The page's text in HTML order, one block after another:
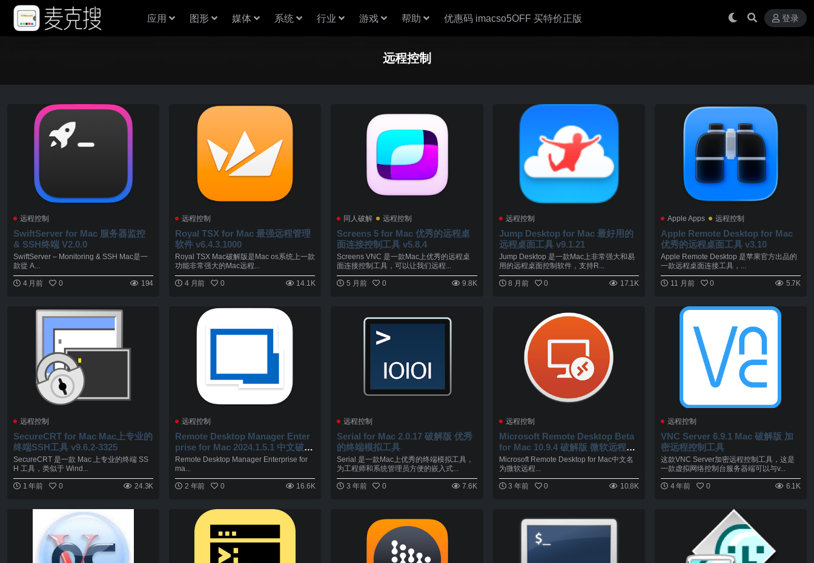
应用 图形 媒体 系统 行业 游戏 帮助 优惠码 imacso5OFF 买特价正版 登录
远程控制
远程控制
SwiftServer for Mac 服务器监控
& SSH终端 V2.0.0
SwiftServer – Monitoring & SSH Mac是一
款從 A...
4 月前 0 194
远程控制
Royal TSX for Mac 最强远程管理
软件 v6.4.3.1000
Royal TSX Mac破解版是Mac os系统上一款
功能非常强大的Mac远程...
4 月前 0 14.1K
同人破解 远程控制
Screens 5 for Mac 优秀的远程桌
面连接控制工具 v5.8.4
Screens VNC 是一款Mac上优秀的远程桌
面连接控制工具，可以让我们远程...
5 月前 0 9.8K
远程控制
Jump Desktop for Mac 最好用的
远程桌面工具 v9.1.21
Jump Desktop 是一款Mac上非常强大和易
用的远程桌面控制软件，支持R...
8 月前 0 17.1K
Apple Apps 远程控制
Apple Remote Desktop for Mac
优秀的远程桌面工具 v3.10
Apple Remote Desktop 是苹果官方出品的
一款远程桌面连接工具，...
11 月前 0 5.7K
远程控制
SecureCRT for Mac Mac上专业的
终端SSH工具 v9.6.2-3325
SecureCRT 是一款 Mac 上专业的终端 SS
H 工具，类似于 Wind...
1 年前 0 24.3K
远程控制
Remote Desktop Manager Enter
prise for Mac 2024.1.5.1 中文破解
版 远程连接控制
Remote Desktop Manager Enterprise for
ma...
2 年前 0 16.6K
远程控制
Serial for Mac 2.0.17 破解版 优秀
的终端模拟工具
Serial 是一款Mac上优秀的终端模拟工具，
为工程师和系统管理员方便的嵌入式...
3 年前 0 7.6K
远程控制
Microsoft Remote Desktop Beta
for Mac 10.9.4 破解版 微软远程桌
面
Microsoft Remote Desktop for Mac中文名
为微软远程...
3 年前 0 10.8K
远程控制
VNC Server 6.9.1 Mac 破解版 加
密远程控制工具
这款VNC Server加密远程控制工具，这是
一款虚拟网络控制台服务器端可以与v...
4 年前 0 6.1K